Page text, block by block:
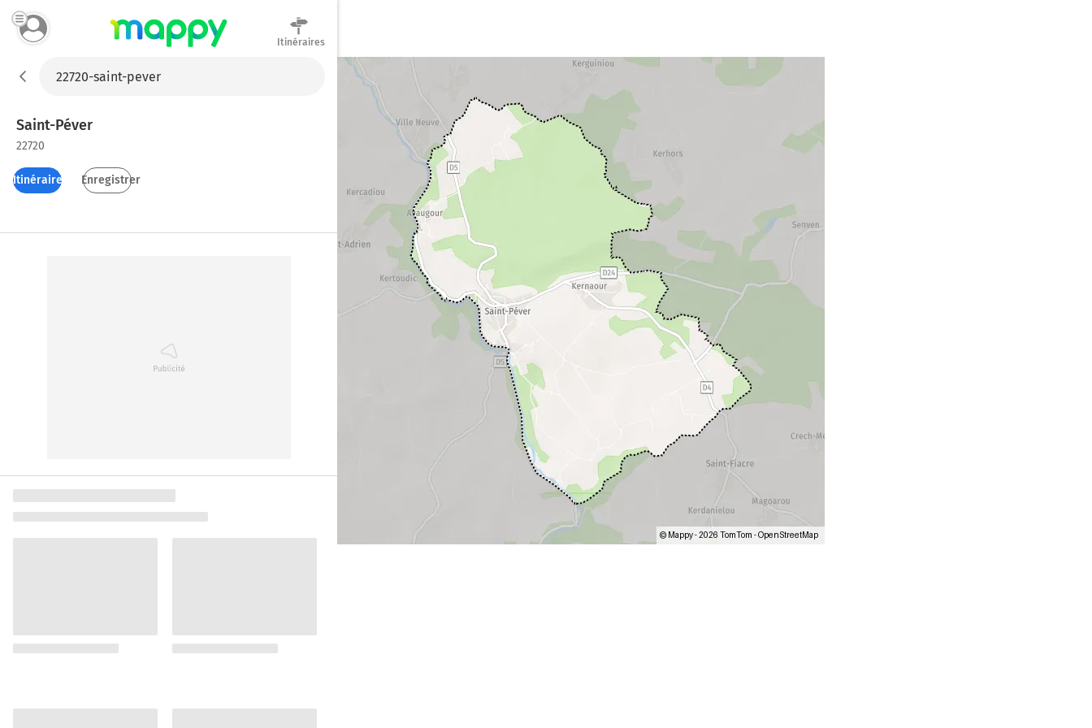
Itinéraires
Saint-Péver
22720
Itinéraires Enregistrer